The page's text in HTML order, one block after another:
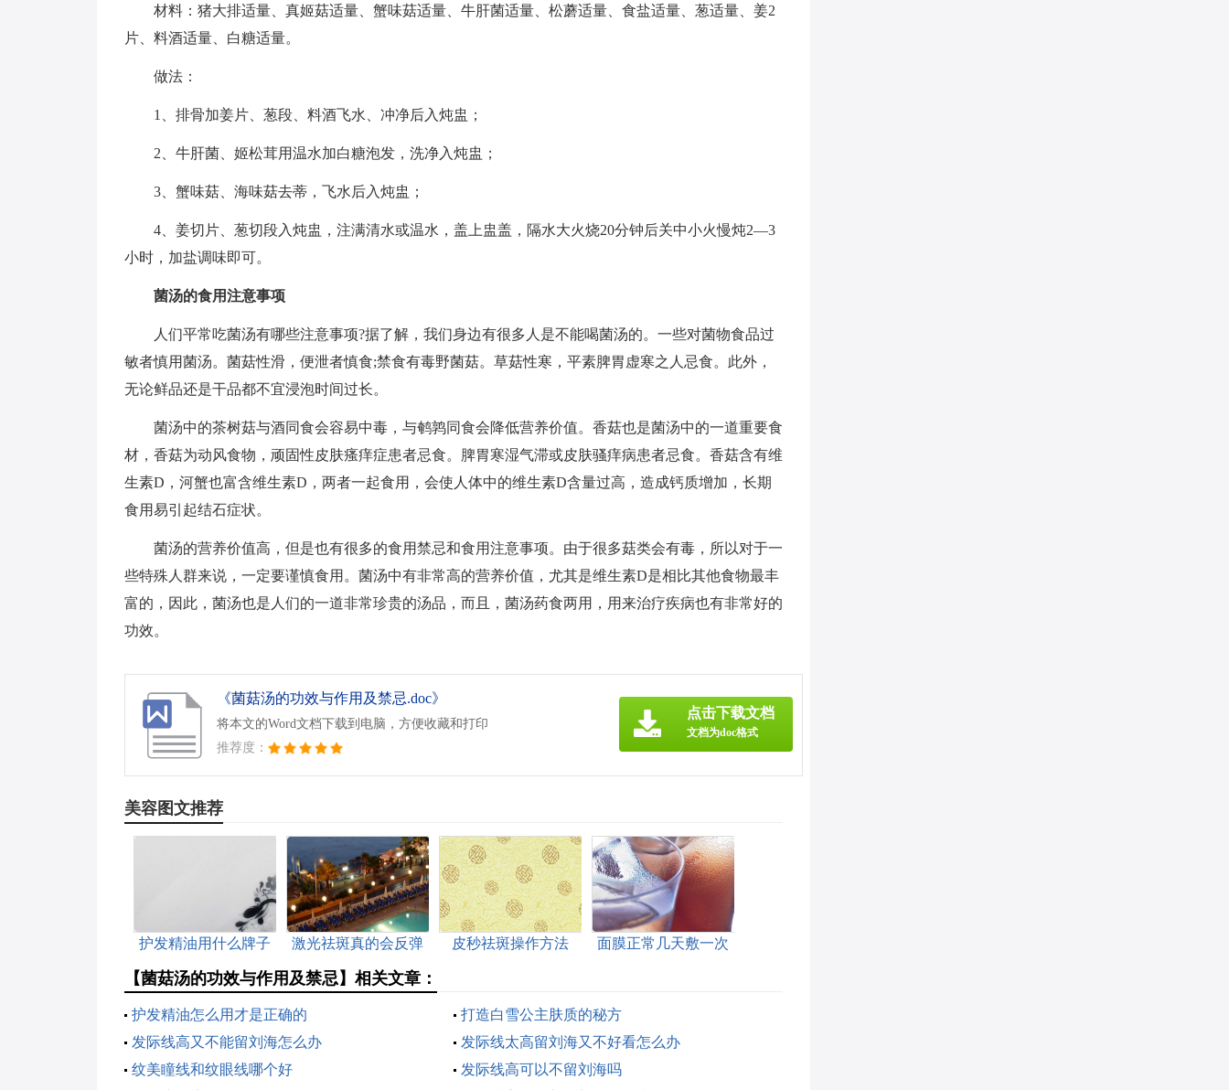
材料：猪大排适量、真姬菇适量、蟹味菇适量、牛肝菌适量、松蘑适量、食盐适量、葱适量、姜2
片、料酒适量、白糖适量。
做法：
1、排骨加姜片、葱段、料酒飞水、冲净后入炖盅；
2、牛肝菌、姬松茸用温水加白糖泡发，洗净入炖盅；
3、蟹味菇、海味菇去蒂，飞水后入炖盅；
4、姜切片、葱切段入炖盅，注满清水或温水，盖上盅盖，隔水大火烧20分钟后关中小火慢炖2—3
小时，加盐调味即可。
菌汤的食用注意事项
人们平常吃菌汤有哪些注意事项?据了解，我们身边有很多人是不能喝菌汤的。一些对菌物食品过
敏者慎用菌汤。菌菇性滑，便泄者慎食;禁食有毒野菌菇。草菇性寒，平素脾胃虚寒之人忌食。此外，
无论鲜品还是干品都不宜浸泡时间过长。
菌汤中的茶树菇与酒同食会容易中毒，与鹌鹑同食会降低营养价值。香菇也是菌汤中的一道重要食
材，香菇为动风食物，顽固性皮肤瘙痒症患者忌食。脾胃寒湿气滞或皮肤骚痒病患者忌食。香菇含有维
生素D，河蟹也富含维生素D，两者一起食用，会使人体中的维生素D含量过高，造成钙质增加，长期
食用易引起结石症状。
菌汤的营养价值高，但是也有很多的食用禁忌和食用注意事项。由于很多菇类会有毒，所以对于一
些特殊人群来说，一定要谨慎食用。菌汤中有非常高的营养价值，尤其是维生素D是相比其他食物最丰
富的，因此，菌汤也是人们的一道非常珍贵的汤品，而且，菌汤药食两用，用来治疗疾病也有非常好的
功效。
《菌菇汤的功效与作用及禁忌.doc》
将本文的Word文档下载到电脑，方便收藏和打印
推荐度：
点击下载文档
文档为doc格式
美容图文推荐
护发精油用什么牌子
激光祛斑真的会反弹
皮秒祛斑操作方法 面膜正常几天敷一次
【菌菇汤的功效与作用及禁忌】相关文章：
护发精油怎么用才是正确的
打造白雪公主肤质的秘方
发际线高又不能留刘海怎么办
发际线太高留刘海又不好看怎么办
纹美瞳线和纹眼线哪个好
发际线高可以不留刘海吗